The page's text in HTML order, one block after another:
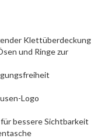
Klettüberdeckung
und Ringe zur
Logo
bessere Sichtbarkeit